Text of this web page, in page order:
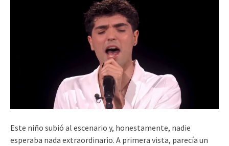
Este niño subió al escenario y, honestamente, nadie
esperaba nada extraordinario. A primera vista, parecía un